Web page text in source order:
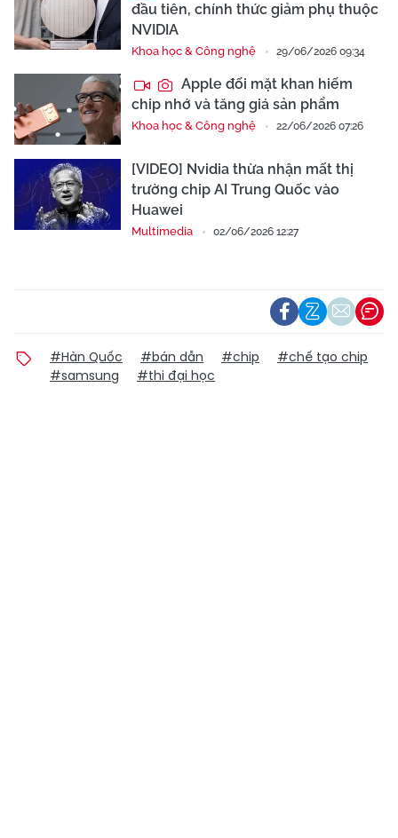
đầu tiên, chính thức giảm phụ thuộc
NVIDIA
Khoa học & Công nghệ 29/06/2026 09:34
Apple đối mặt khan hiếm
chip nhớ và tăng giá sản phẩm
Khoa học & Công nghệ 22/06/2026 07:26
[VIDEO] Nvidia thừa nhận mất thị
trường chip AI Trung Quốc vào
Huawei
Multimedia 02/06/2026 12:27
#Hàn Quốc #bán dẫn #chip
#chế tạo chip
#samsung
#thi đại học